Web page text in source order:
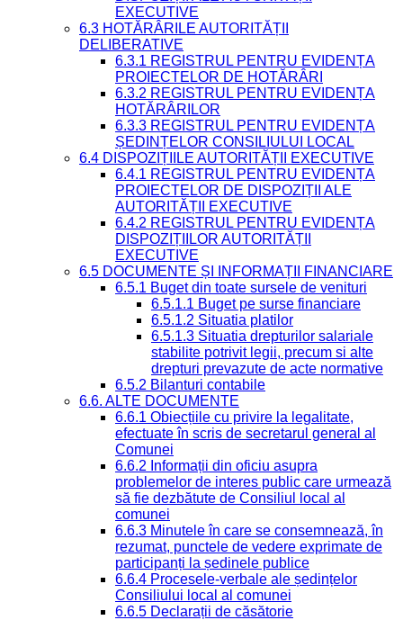
EXECUTIVE
6.3 HOTĂRÂRILE AUTORITĂȚII
DELIBERATIVE
6.3.1 REGISTRUL PENTRU EVIDENȚA
PROIECTELOR DE HOTĂRÂRI
6.3.2 REGISTRUL PENTRU EVIDENȚA
HOTĂRÂRILOR
6.3.3 REGISTRUL PENTRU EVIDENȚA
ȘEDINȚELOR CONSILIULUI LOCAL
6.4 DISPOZIȚIILE AUTORITĂȚII EXECUTIVE
6.4.1 REGISTRUL PENTRU EVIDENȚA
PROIECTELOR DE DISPOZIȚII ALE
AUTORITĂȚII EXECUTIVE
6.4.2 REGISTRUL PENTRU EVIDENȚA
DISPOZIȚIILOR AUTORITĂȚII
EXECUTIVE
6.5 DOCUMENTE ȘI INFORMAȚII FINANCIARE
6.5.1 Buget din toate sursele de venituri
6.5.1.1 Buget pe surse financiare
6.5.1.2 Situatia platilor
6.5.1.3 Situatia drepturilor salariale
stabilite potrivit legii, precum si alte
drepturi prevazute de acte normative
6.5.2 Bilanturi contabile
6.6. ALTE DOCUMENTE
6.6.1 Obiecțiile cu privire la legalitate,
efectuate în scris de secretarul general al
Comunei
6.6.2 Informații din oficiu asupra
problemelor de interes public care urmează
să fie dezbătute de Consiliul local al
comunei
6.6.3 Minutele în care se consemnează, în
rezumat, punctele de vedere exprimate de
participanți la ședinele publice
6.6.4 Procesele-verbale ale ședințelor
Consiliului local al comunei
6.6.5 Declarații de căsătorie